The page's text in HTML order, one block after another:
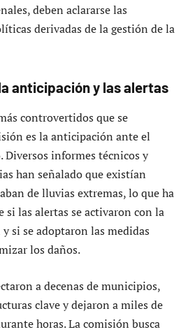
deben aclararse las
derivadas de la gestión de la
anticipación y las alertas
controvertidos que se
es la anticipación ante el
Diversos informes técnicos y
han señalado que existían
de lluvias extremas, lo que ha
si las alertas se activaron con la
si se adoptaron las medidas
los daños.
a decenas de municipios,
clave y dejaron a miles de
horas. La comisión busca